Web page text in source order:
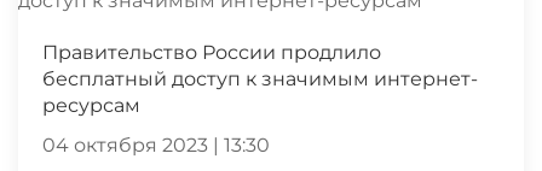
Правительство России продлило
бесплатный доступ к значимым интернет-
ресурсам
04 октября 2023 | 13:30